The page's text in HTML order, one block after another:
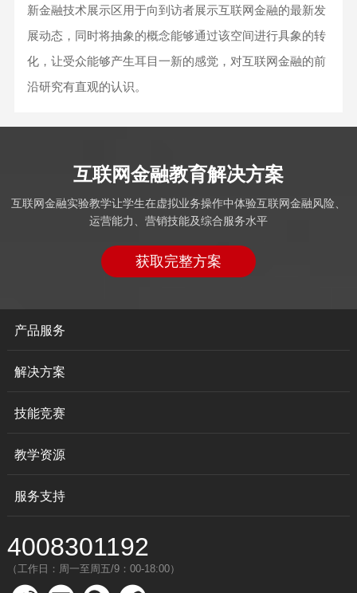
新金融技术展示区用于向到访者展示互联网金融的最新发
展动态，同时将抽象的概念能够通过该空间进行具象的转
化，让受众能够产生耳目一新的感觉，对互联网金融的前
沿研究有直观的认识。
互联网金融教育解决方案
互联网金融实验教学让学生在虚拟业务操作中体验互联网金融风险、
运营能力、营销技能及综合服务水平
获取完整方案
产品服务
解决方案
技能竞赛
教学资源
服务支持
4008301192
（工作日：周一至周五/9：00-18:00）